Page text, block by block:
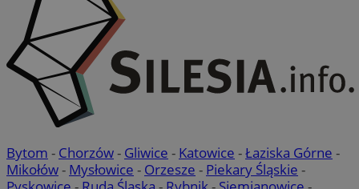
Bytom - Chorzów- Gliwice - Katowice -Łaziska Górne -
Mikołów- Mysłowice - Orzesze - Piekary Śląskie -